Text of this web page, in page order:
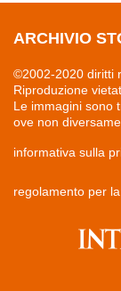
ARCHIVIO
©2002-2020 diritti
Riproduzione
Le immagini sono
ove non
informativa sulla
regolamento per